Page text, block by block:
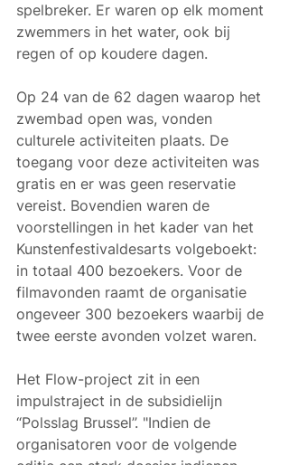
spelbreker. Er waren op elk moment
zwemmers in het water, ook bij
regen of op koudere dagen.
Op 24 van de 62 dagen waarop het
zwembad open was, vonden
culturele activiteiten plaats. De
toegang voor deze activiteiten was
gratis en er was geen reservatie
vereist. Bovendien waren de
voorstellingen in het kader van het
Kunstenfestivaldesarts volgeboekt:
in totaal 400 bezoekers. Voor de
filmavonden raamt de organisatie
ongeveer 300 bezoekers waarbij de
twee eerste avonden volzet waren.
Het Flow-project zit in een
impulstraject in de subsidielijn
“Polsslag Brussel”. "Indien de
organisatoren voor de volgende